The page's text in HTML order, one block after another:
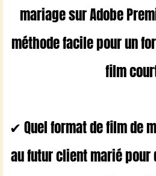
mariage sur Adobe
méthode facile pour un
film
✔ Quel format de film de
au futur client marié